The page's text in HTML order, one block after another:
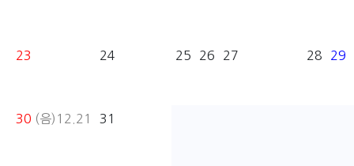
23 24 25 26 27 28 29
30 (음)12.21 31